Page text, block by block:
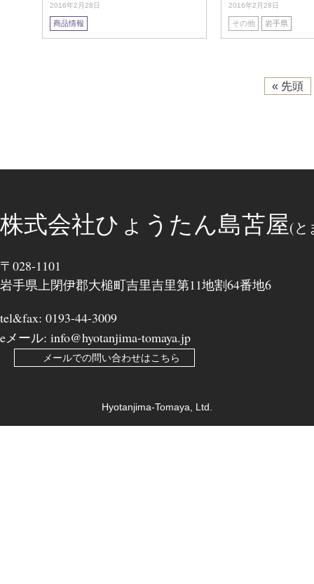
2016年2月28日
商品情報
2016年2月28日
その他 岩手県
« 先頭
株式会社ひょうたん島苫屋(と
〒028-1101
岩手県上閉伊郡大槌町吉里吉里第11地割64番地6
tel&fax: 0193-44-3009
eメール: info@hyotanjima-tomaya.jp
メールでの問い合わせはこちら
Hyotanjima-Tomaya, Ltd.